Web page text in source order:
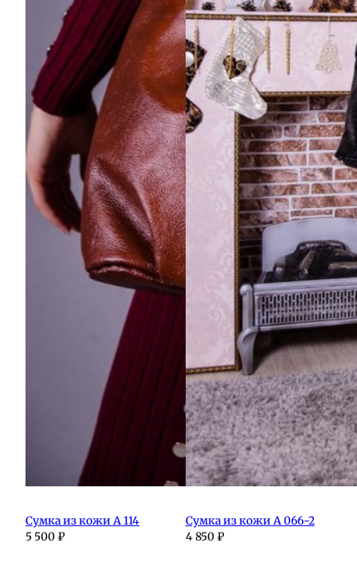
Сумка из кожи А 114
5 500 ₽
Сумка из кожи А 066-2
4 850 ₽